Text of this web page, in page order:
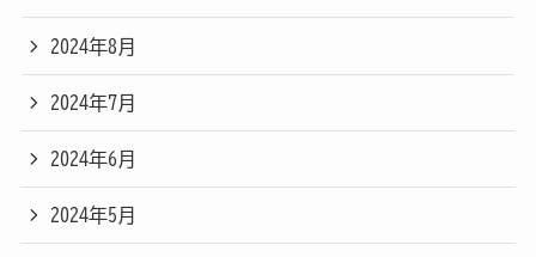
2024年8月
2024年7月
2024年6月
2024年5月